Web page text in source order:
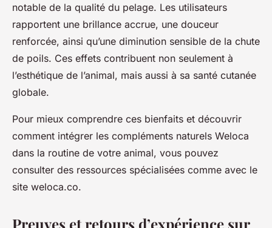
notable de la qualité du pelage. Les utilisateurs
rapportent une brillance accrue, une douceur
renforcée, ainsi qu’une diminution sensible de la chute
de poils. Ces effets contribuent non seulement à
l’esthétique de l’animal, mais aussi à sa santé cutanée
globale.
Pour mieux comprendre ces bienfaits et découvrir
comment intégrer les compléments naturels Weloca
dans la routine de votre animal, vous pouvez
consulter des ressources spécialisées comme avec le
site weloca.co.
Preuves et retours d’expérience sur